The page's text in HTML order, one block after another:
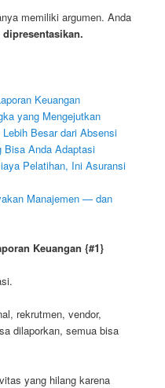
memiliki argumen. Anda
Keuangan
yang Mengejutkan
Besar dari Absensi
Bisa Anda Adaptasi
Pelatihan, Ini Asuransi
Manajemen — dan
Keuangan {#1}
rekrutmen, vendor,
dilaporkan, semua bisa
yang hilang karena